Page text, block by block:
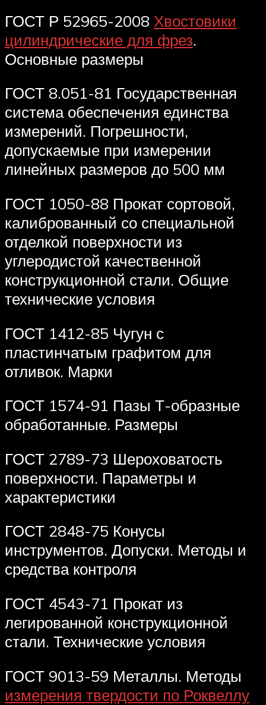
ГОСТ Р 52965-2008 Хвостовики
цилиндрические для фрез.
Основные размеры
ГОСТ 8.051-81 Государственная
система обеспечения единства
измерений. Погрешности,
допускаемые при измерении
линейных размеров до 500 мм
ГОСТ 1050-88 Прокат сортовой,
калиброванный со специальной
отделкой поверхности из
углеродистой качественной
конструкционной стали. Общие
технические условия
ГОСТ 1412-85 Чугун с
пластинчатым графитом для
отливок. Марки
ГОСТ 1574-91 Пазы Т-образные
обработанные. Размеры
ГОСТ 2789-73 Шероховатость
поверхности. Параметры и
характеристики
ГОСТ 2848-75 Конусы
инструментов. Допуски. Методы и
средства контроля
ГОСТ 4543-71 Прокат из
легированной конструкционной
стали. Технические условия
ГОСТ 9013-59 Металлы. Методы
измерения твердости по Роквеллу